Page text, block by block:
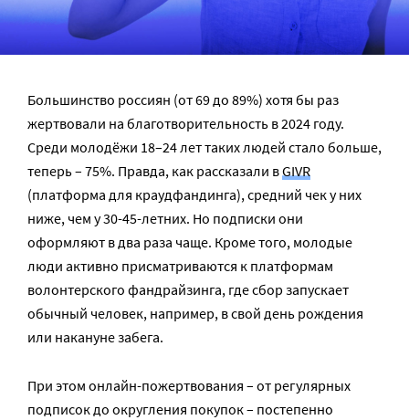
Большинство россиян (от 69 до 89%) хотя бы раз
жертвовали на благотворительность в 2024 году.
Среди молодёжи 18–24 лет таких людей стало больше,
теперь – 75%. Правда, как рассказали вGIVR
(платформа для краудфандинга), средний чек у них
ниже, чем у 30-45-летних. Но подписки они
оформляют в два раза чаще. Кроме того, молодые
люди активно присматриваются к платформам
волонтерского фандрайзинга, где сбор запускает
обычный человек, например, в свой день рождения
или накануне забега.
При этом онлайн-пожертвования – от регулярных
подписок до округления покупок – постепенно